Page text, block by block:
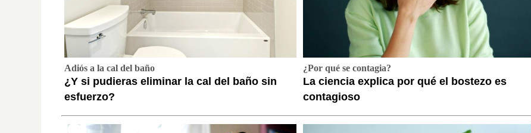
Adiós a la cal del baño
¿Y si pudieras eliminar la cal del baño sin
esfuerzo?
¿Por qué se contagia?
La ciencia explica por qué el bostezo es
contagioso